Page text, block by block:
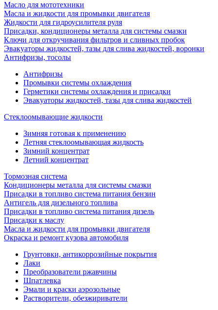
Масло для мототехники
Масла и жидкости для промывки двигателя
Жидкости для гидроусилителя руля
Присадки, кондиционеры металла для системы смазки
Ключи для откручивания фильтров и сливных пробок
Эвакуаторы жидкостей, тазы для слива жидкостей, воронки
Антифризы, тосолы
Антифризы
Промывки системы охлаждения
Герметики системы охлаждения и присадки
Эвакуаторы жидкостей, тазы для слива жидкостей
Стеклоомывающие жидкости
Зимняя готовая к применению
Летняя стеклоомывающая жидкость
Зимний концентрат
Летний концентрат
Тормозная система
Кондиционеры металла для системы смазки
Присадки в топливо система питания бензин
Антигель для дизельного топлива
Присадки в топливо система питания дизель
Присадки к маслу
Масла и жидкости для промывки двигателя
Окраска и ремонт кузова автомобиля
Грунтовки, антикоррозийные покрытия
Лаки
Преобразователи ржавчины
Шпатлевка
Эмали и краски аэрозольные
Растворители, обезжириватели